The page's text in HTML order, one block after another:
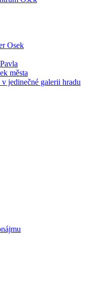
Osek
města
jedinečné galerii hradu